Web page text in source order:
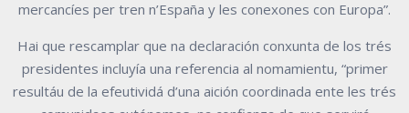
mercancíes per tren n’España y les conexones con Europa”.
Hai que rescamplar que na declaración conxunta de los trés
presidentes incluyía una referencia al nomamientu, “primer
resultáu de la efeutividá d’una aición coordinada ente les trés